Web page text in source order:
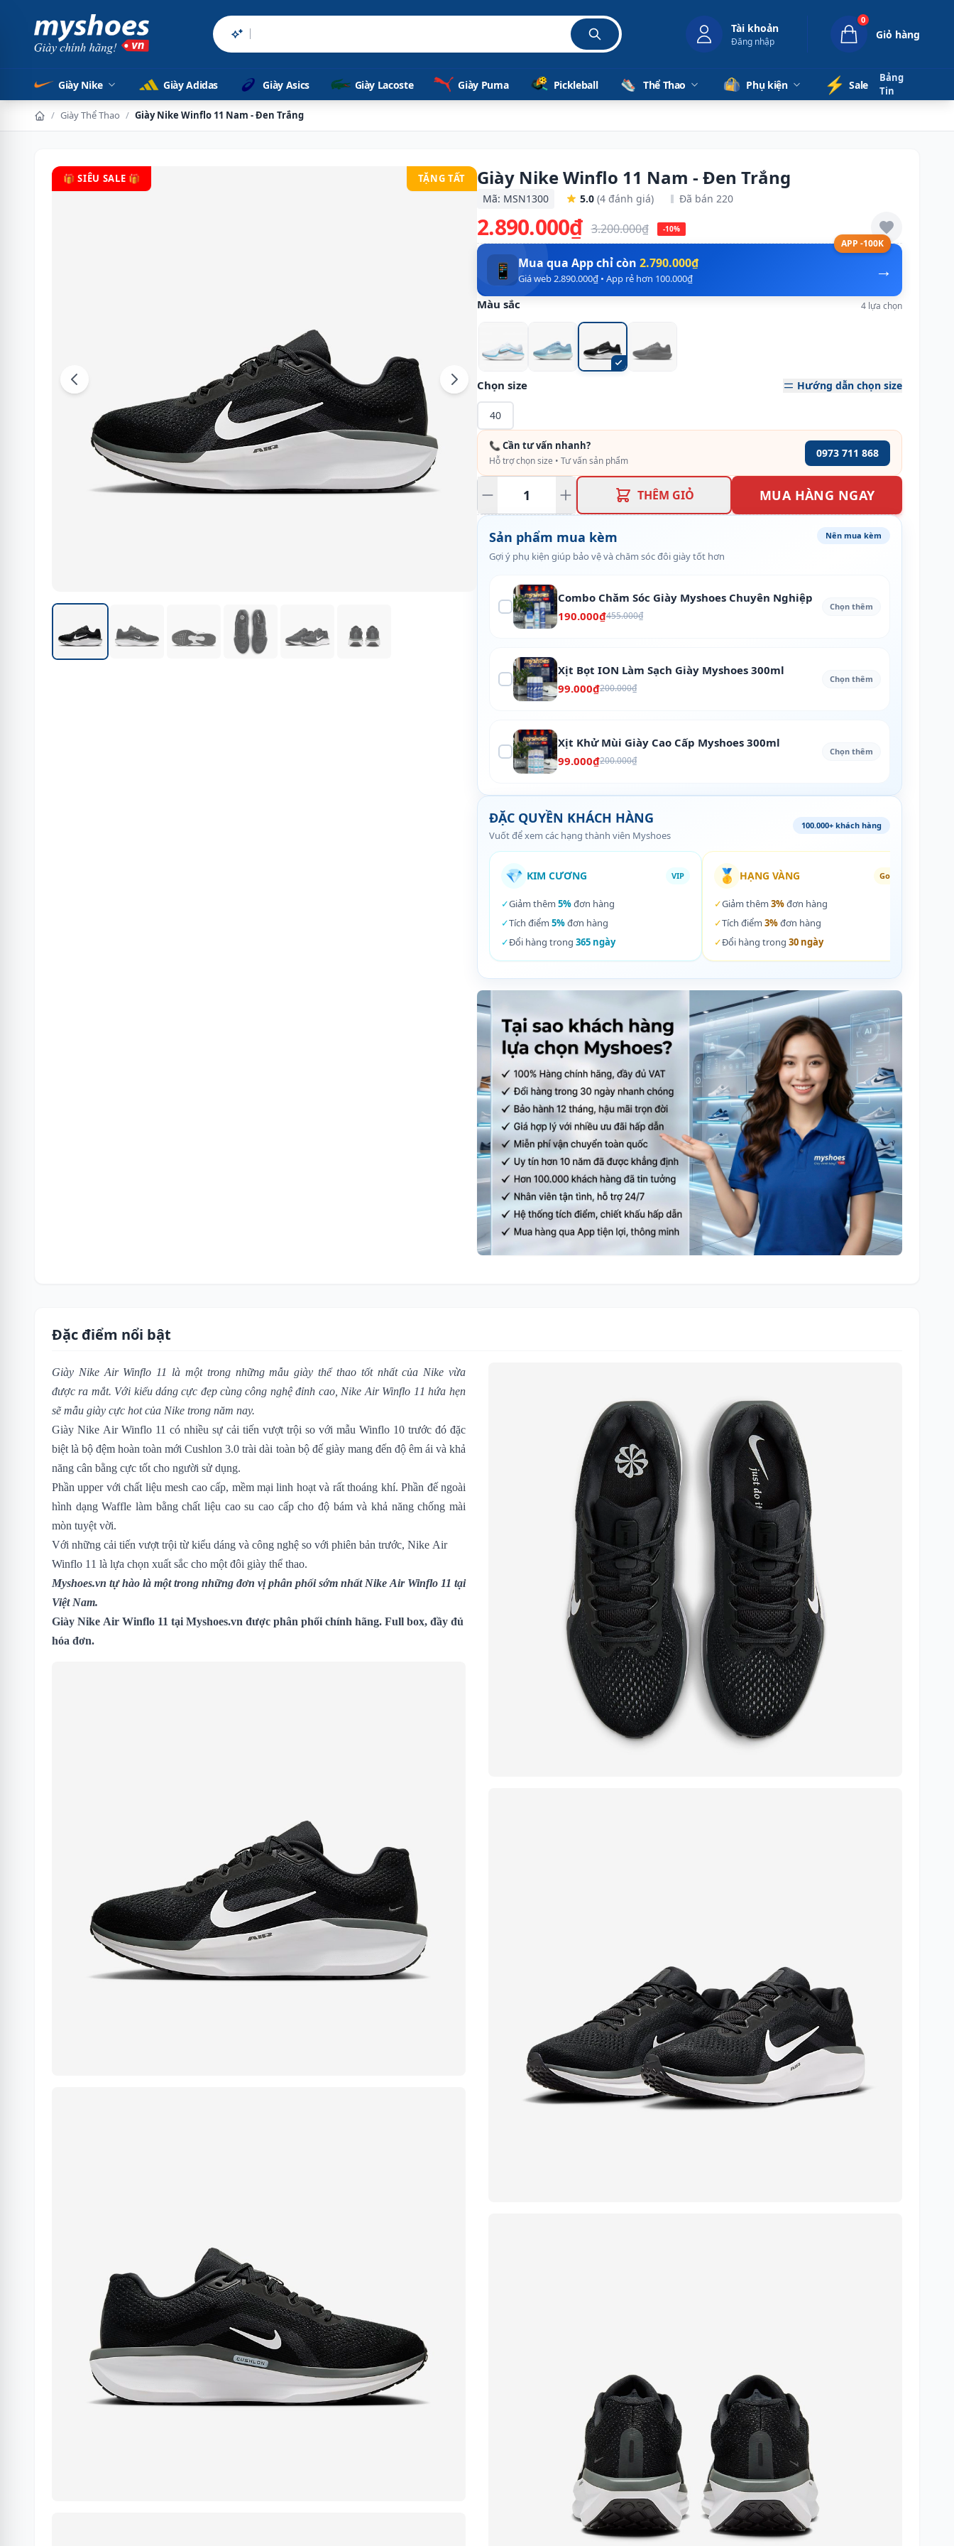
Sản phẩm chính Tài khoản
Đăng nhập
0
Giỏ hàng
Giày Nike Giày Adidas Giày Asics Giày Lacoste Giày Puma Pickleball Thể Thao Phụ kiện ⚡️ Sale
Bảng
Tin
/ Giày Thể Thao / Giày Nike Winflo 11 Nam - Đen Trắng
🎁 SIÊU SALE 🎁 TẶNG TẤT Giày Nike Winflo 11 Nam - Đen Trắng
Mã: MSN1300 5.0 (4 đánh giá) Đã bán 220
2.890.000₫ 3.200.000₫ -10%
APP -100K
→
📱 Mua qua App chỉ còn 2.790.000₫
Giá web 2.890.000₫ • App rẻ hơn 100.000₫
Màu sắc 4 lựa chọn
Chọn size Hướng dẫn chọn size
40
📞 Cần tư vấn nhanh?
Hỗ trợ chọn size • Tư vấn sản phẩm
0973 711 868
THÊM GIỎ MUA HÀNG NGAY
Sản phẩm mua kèm
Gợi ý phụ kiện giúp bảo vệ và chăm sóc đôi giày tốt hơn
Nên mua kèm
Combo Chăm Sóc Giày Myshoes Chuyên Nghiệp
190.000₫455.000₫
Chọn thêm
Xịt Bọt ION Làm Sạch Giày Myshoes 300ml
99.000₫200.000₫
Chọn thêm
Xịt Khử Mùi Giày Cao Cấp Myshoes 300ml
99.000₫200.000₫
Chọn thêm
ĐẶC QUYỀN KHÁCH HÀNG
Vuốt để xem các hạng thành viên Myshoes
100.000+ khách hàng
💎 KIM CƯƠNG VIP
✓Giảm thêm 5%đơn hàng
✓Tích điểm 5%đơn hàng
✓Đổi hàng trong 365 ngày
🥇 HẠNG VÀNG Gold
✓Giảm thêm 3%đơn hàng
✓Tích điểm 3%đơn hàng
✓Đổi hàng trong 30 ngày
Đặc điểm nổi bật
Giày Nike Air Winflo 11 là một trong những mẫu giày thể thao tốt nhất của Nike vừa
được ra mắt. Với kiểu dáng cực đẹp cùng công nghệ đỉnh cao, Nike Air Winflo 11 hứa hẹn
sẽ mẫu giày cực hot của Nike trong năm nay.
Giày Nike Air Winflo 11 có nhiều sự cải tiến vượt trội so với mẫu Winflo 10 trước đó đặc
biệt là bộ đệm hoàn toàn mới Cushlon 3.0 trài dài toàn bộ đế giày mang đến độ êm ái và khả
năng cân bằng cực tốt cho người sử dụng.
Phần upper với chất liệu mesh cao cấp, mềm mại linh hoạt và rất thoáng khí. Phần đế ngoài
hình dạng Waffle làm bằng chất liệu cao su cao cấp cho độ bám và khả năng chống mài
mòn tuyệt vời.
Với những cải tiến vượt trội từ kiểu dáng và công nghệ so với phiên bản trước, Nike Air
Winflo 11 là lựa chọn xuất sắc cho một đôi giày thể thao.
Myshoes.vn tự hào là một trong những đơn vị phân phối sớm nhất Nike Air Winflo 11 tại
Việt Nam.
Giày Nike Air Winflo 11 tại Myshoes.vn được phân phối chính hãng. Full box, đầy đủ
hóa đơn.